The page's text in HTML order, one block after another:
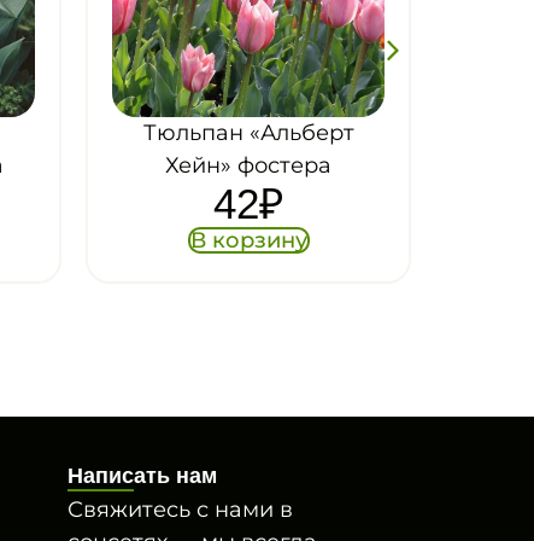
Тюльпан «Хэппи
Дженерейшн» триумф
42₽
В корзину
Написать нам
Свяжитесь с нами в